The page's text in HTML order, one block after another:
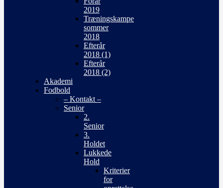
2019
Træningskampe
sommer
2018
Efterår
2018 (1)
Efterår
2018 (2)
Akademi
Fodbold
– Kontakt –
Senior
2.
Senior
3.
Holdet
Lukkede
Hold
Kriterier
for